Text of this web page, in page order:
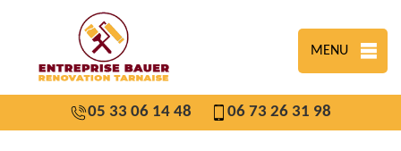
MENU
05 33 06 14 48 06 73 26 31 98